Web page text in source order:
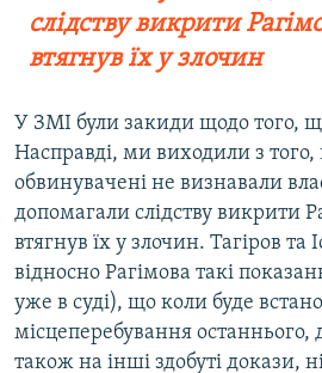
слідству викрити
втягнув їх у злочин
У ЗМІ були закиди щодо того,
Насправді, ми виходили з
обвинувачені не визнавали
допомагали слідству викрити
втягнув їх у злочин. Тагіров та
відносно Рагімова такі
уже в суді), що коли буде
місцеперебування останнього,
також на інші здобуті докази,